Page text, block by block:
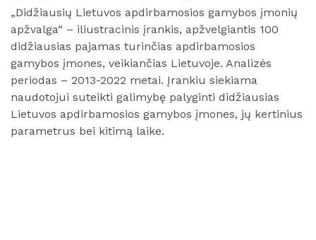
„Didžiausių Lietuvos apdirbamosios gamybos įmonių
apžvalga“ – iliustracinis įrankis, apžvelgiantis 100
didžiausias pajamas turinčias apdirbamosios
gamybos įmones, veikiančias Lietuvoje. Analizės
periodas – 2013-2022 metai. Įrankiu siekiama
naudotojui suteikti galimybę palyginti didžiausias
Lietuvos apdirbamosios gamybos įmones, jų kertinius
parametrus bei kitimą laike.